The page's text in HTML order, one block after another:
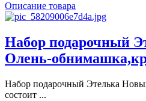
Описание товара
Набор подарочный
Олень-
Набор подарочный Этелька
состоит ...